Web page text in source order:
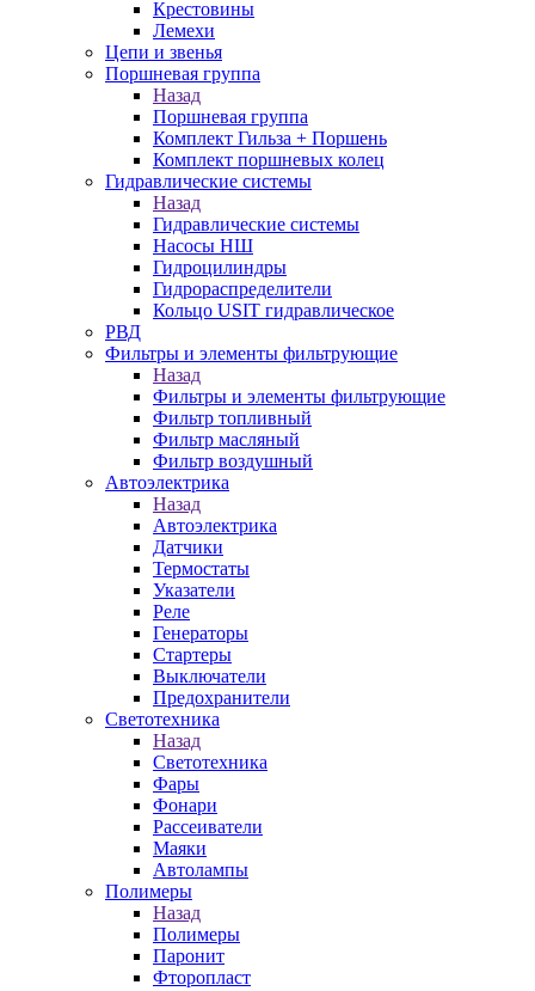
Крестовины
Лемехи
Цепи и звенья
Поршневая группа
Назад
Поршневая группа
Комплект Гильза + Поршень
Комплект поршневых колец
Гидравлические системы
Назад
Гидравлические системы
Насосы НШ
Гидроцилиндры
Гидрораспределители
Кольцо USIT гидравлическое
РВД
Фильтры и элементы фильтрующие
Назад
Фильтры и элементы фильтрующие
Фильтр топливный
Фильтр масляный
Фильтр воздушный
Автоэлектрика
Назад
Автоэлектрика
Датчики
Термостаты
Указатели
Реле
Генераторы
Стартеры
Выключатели
Предохранители
Светотехника
Назад
Светотехника
Фары
Фонари
Рассеиватели
Маяки
Автолампы
Полимеры
Назад
Полимеры
Паронит
Фторопласт